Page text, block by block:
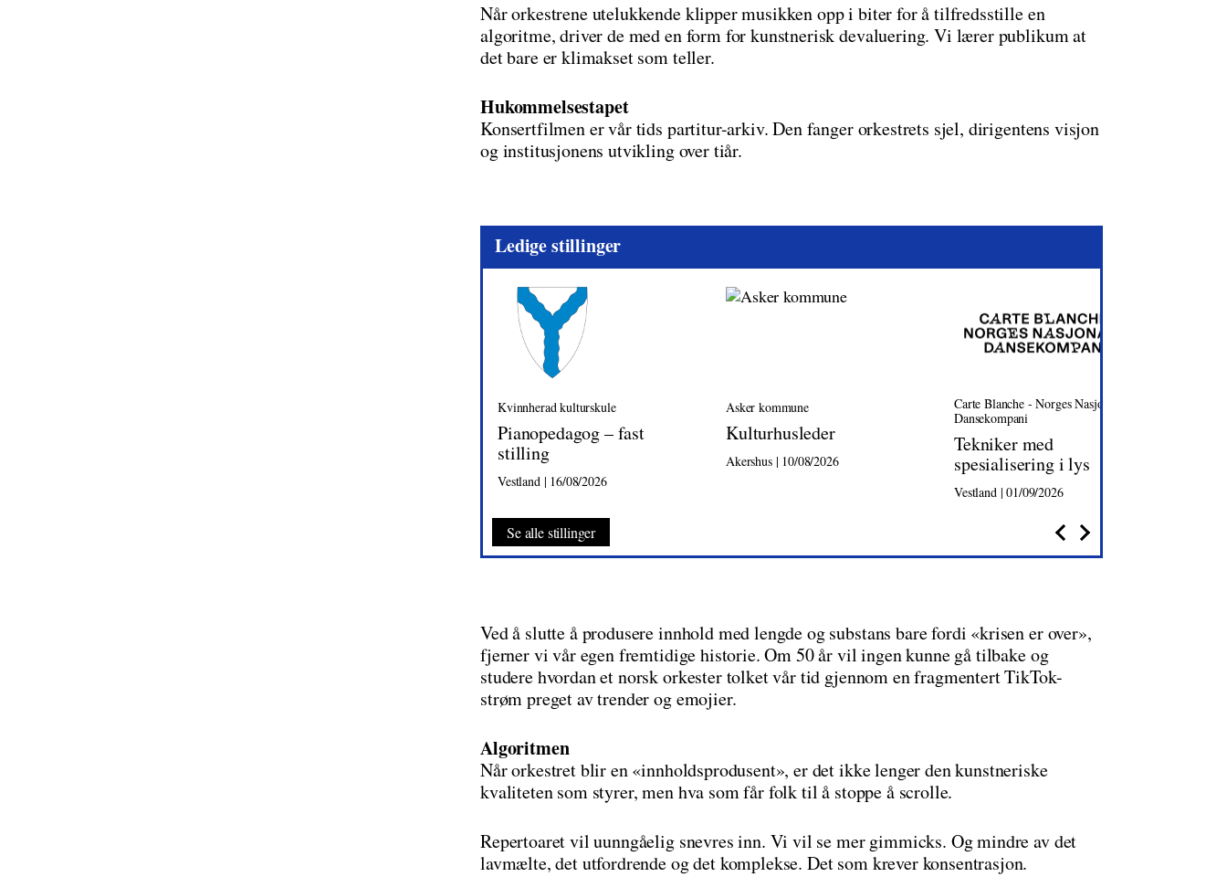
Når orkestrene utelukkende klipper musikken opp i biter for å tilfredsstille en
algoritme, driver de med en form for kunstnerisk devaluering. Vi lærer publikum at
det bare er klimakset som teller.
Hukommelsestapet
Konsertfilmen er vår tids partitur-arkiv. Den fanger orkestrets sjel, dirigentens visjon
og institusjonens utvikling over tiår.
Ledige stillinger
Kvinnherad kulturskule
Pianopedagog – fast
stilling
Vestland | 16/08/2026
Asker kommune
Kulturhusleder
Akershus | 10/08/2026
Carte Blanche - Norges Nasjonale
Dansekompani
Tekniker med
spesialisering i lys
Vestland | 01/09/2026
Se alle stillinger
Ved å slutte å produsere innhold med lengde og substans bare fordi «krisen er over»,
fjerner vi vår egen fremtidige historie. Om 50 år vil ingen kunne gå tilbake og
studere hvordan et norsk orkester tolket vår tid gjennom en fragmentert TikTok-
strøm preget av trender og emojier.
Algoritmen
Når orkestret blir en «innholdsprodusent», er det ikke lenger den kunstneriske
kvaliteten som styrer, men hva som får folk til å stoppe å scrolle.
Repertoaret vil uunngåelig snevres inn. Vi vil se mer gimmicks. Og mindre av det
lavmælte, det utfordrende og det komplekse. Det som krever konsentrasjon.